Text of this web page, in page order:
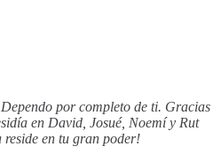
por completo de ti. Gracias
en David, Josué, Noemí y Rut
reside en tu gran poder!